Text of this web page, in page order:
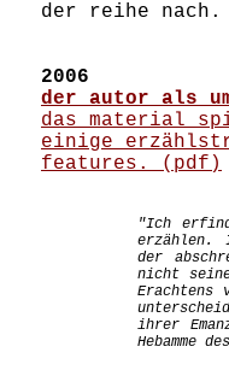
der reihe nach.
2006
der autor als
das material
einige
features. (pdf)
"Ich
der
nicht
Erachtens
ihrer
Hebamme